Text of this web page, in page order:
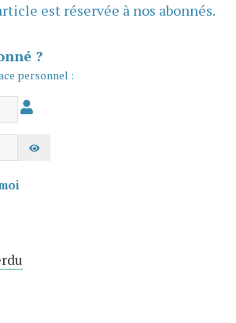
est réservée à nos abonnés.
?
personnel :
AFFICHER LE MOT DE PASSE